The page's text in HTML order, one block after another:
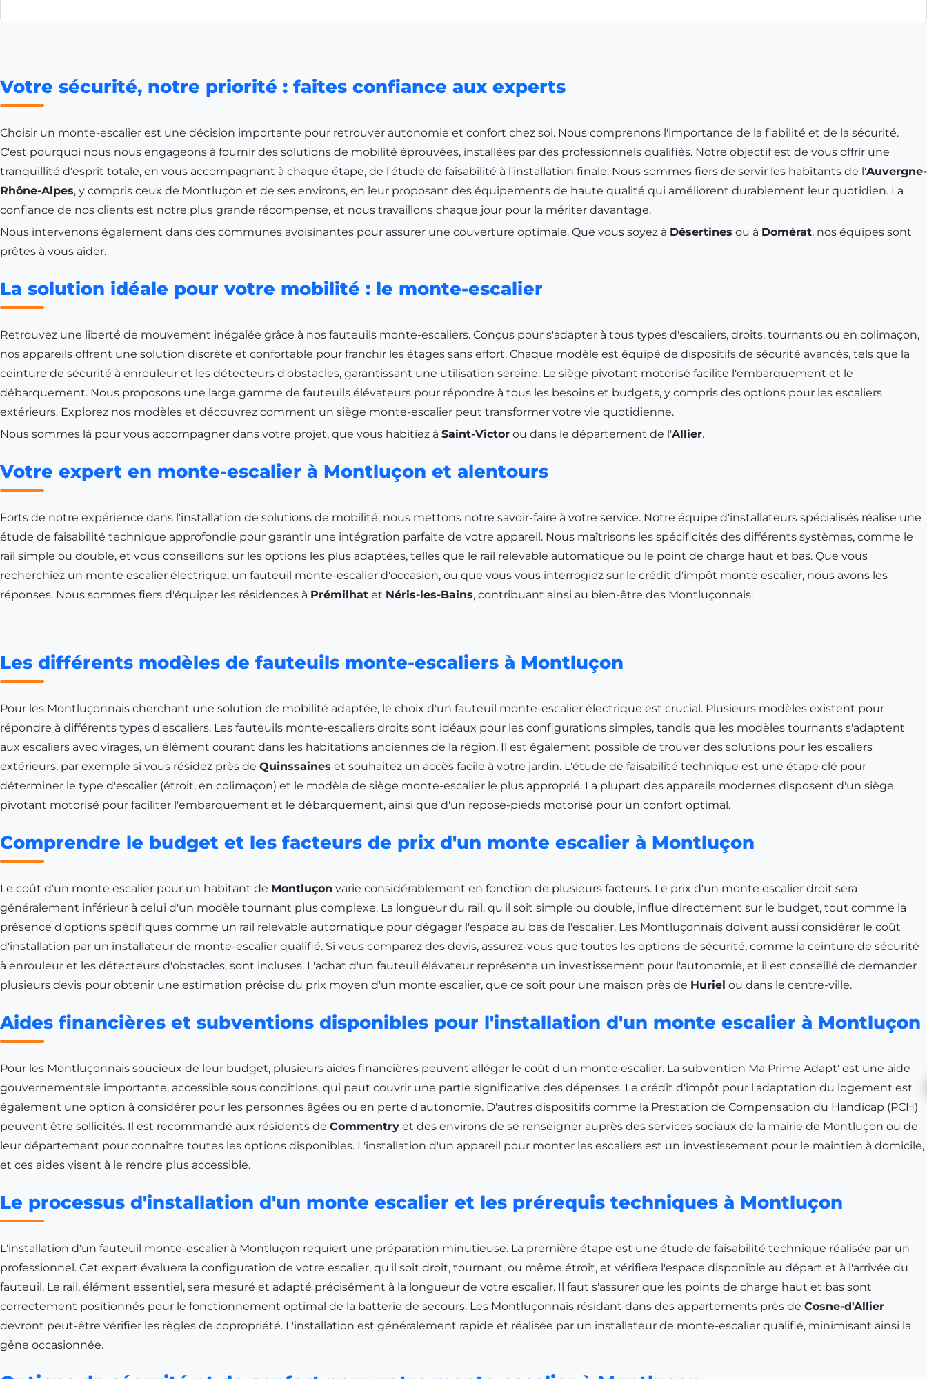
Votre sécurité, notre priorité : faites confiance aux experts
Choisir un monte-escalier est une décision importante pour retrouver autonomie et confort chez soi. Nous comprenons l'importance de la fiabilité et de la sécurité.
C'est pourquoi nous nous engageons à fournir des solutions de mobilité éprouvées, installées par des professionnels qualifiés. Notre objectif est de vous offrir une
tranquillité d'esprit totale, en vous accompagnant à chaque étape, de l'étude de faisabilité à l'installation finale. Nous sommes fiers de servir les habitants de l'Auvergne-
Rhône-Alpes, y compris ceux de Montluçon et de ses environs, en leur proposant des équipements de haute qualité qui améliorent durablement leur quotidien. La
confiance de nos clients est notre plus grande récompense, et nous travaillons chaque jour pour la mériter davantage.
Nous intervenons également dans des communes avoisinantes pour assurer une couverture optimale. Que vous soyez à Désertines ou à Domérat, nos équipes sont
prêtes à vous aider.
La solution idéale pour votre mobilité : le monte-escalier
Retrouvez une liberté de mouvement inégalée grâce à nos fauteuils monte-escaliers. Conçus pour s'adapter à tous types d'escaliers, droits, tournants ou en colimaçon,
nos appareils offrent une solution discrète et confortable pour franchir les étages sans effort. Chaque modèle est équipé de dispositifs de sécurité avancés, tels que la
ceinture de sécurité à enrouleur et les détecteurs d'obstacles, garantissant une utilisation sereine. Le siège pivotant motorisé facilite l'embarquement et le
débarquement. Nous proposons une large gamme de fauteuils élévateurs pour répondre à tous les besoins et budgets, y compris des options pour les escaliers
extérieurs. Explorez nos modèles et découvrez comment un siège monte-escalier peut transformer votre vie quotidienne.
Nous sommes là pour vous accompagner dans votre projet, que vous habitiez à Saint-Victor ou dans le département de l'Allier.
Votre expert en monte-escalier à Montluçon et alentours
Forts de notre expérience dans l'installation de solutions de mobilité, nous mettons notre savoir-faire à votre service. Notre équipe d'installateurs spécialisés réalise une
étude de faisabilité technique approfondie pour garantir une intégration parfaite de votre appareil. Nous maîtrisons les spécificités des différents systèmes, comme le
rail simple ou double, et vous conseillons sur les options les plus adaptées, telles que le rail relevable automatique ou le point de charge haut et bas. Que vous
recherchiez un monte escalier électrique, un fauteuil monte-escalier d'occasion, ou que vous vous interrogiez sur le crédit d'impôt monte escalier, nous avons les
réponses. Nous sommes fiers d'équiper les résidences à Prémilhat et Néris-les-Bains, contribuant ainsi au bien-être des Montluçonnais.
Les différents modèles de fauteuils monte-escaliers à Montluçon
Pour les Montluçonnais cherchant une solution de mobilité adaptée, le choix d'un fauteuil monte-escalier électrique est crucial. Plusieurs modèles existent pour
répondre à différents types d'escaliers. Les fauteuils monte-escaliers droits sont idéaux pour les configurations simples, tandis que les modèles tournants s'adaptent
aux escaliers avec virages, un élément courant dans les habitations anciennes de la région. Il est également possible de trouver des solutions pour les escaliers
extérieurs, par exemple si vous résidez près de Quinssaines et souhaitez un accès facile à votre jardin. L'étude de faisabilité technique est une étape clé pour
déterminer le type d'escalier (étroit, en colimaçon) et le modèle de siège monte-escalier le plus approprié. La plupart des appareils modernes disposent d'un siège
pivotant motorisé pour faciliter l'embarquement et le débarquement, ainsi que d'un repose-pieds motorisé pour un confort optimal.
Comprendre le budget et les facteurs de prix d'un monte escalier à Montluçon
Le coût d'un monte escalier pour un habitant de Montluçon varie considérablement en fonction de plusieurs facteurs. Le prix d'un monte escalier droit sera
généralement inférieur à celui d'un modèle tournant plus complexe. La longueur du rail, qu'il soit simple ou double, influe directement sur le budget, tout comme la
présence d'options spécifiques comme un rail relevable automatique pour dégager l'espace au bas de l'escalier. Les Montluçonnais doivent aussi considérer le coût
d'installation par un installateur de monte-escalier qualifié. Si vous comparez des devis, assurez-vous que toutes les options de sécurité, comme la ceinture de sécurité
à enrouleur et les détecteurs d'obstacles, sont incluses. L'achat d'un fauteuil élévateur représente un investissement pour l'autonomie, et il est conseillé de demander
plusieurs devis pour obtenir une estimation précise du prix moyen d'un monte escalier, que ce soit pour une maison près de Huriel ou dans le centre-ville.
Aides financières et subventions disponibles pour l'installation d'un monte escalier à Montluçon
Pour les Montluçonnais soucieux de leur budget, plusieurs aides financières peuvent alléger le coût d'un monte escalier. La subvention Ma Prime Adapt' est une aide
gouvernementale importante, accessible sous conditions, qui peut couvrir une partie significative des dépenses. Le crédit d'impôt pour l'adaptation du logement est
également une option à considérer pour les personnes âgées ou en perte d'autonomie. D'autres dispositifs comme la Prestation de Compensation du Handicap (PCH)
peuvent être sollicités. Il est recommandé aux résidents de Commentry et des environs de se renseigner auprès des services sociaux de la mairie de Montluçon ou de
leur département pour connaître toutes les options disponibles. L'installation d'un appareil pour monter les escaliers est un investissement pour le maintien à domicile,
et ces aides visent à le rendre plus accessible.
Le processus d'installation d'un monte escalier et les prérequis techniques à Montluçon
L'installation d'un fauteuil monte-escalier à Montluçon requiert une préparation minutieuse. La première étape est une étude de faisabilité technique réalisée par un
professionnel. Cet expert évaluera la configuration de votre escalier, qu'il soit droit, tournant, ou même étroit, et vérifiera l'espace disponible au départ et à l'arrivée du
fauteuil. Le rail, élément essentiel, sera mesuré et adapté précisément à la longueur de votre escalier. Il faut s'assurer que les points de charge haut et bas sont
correctement positionnés pour le fonctionnement optimal de la batterie de secours. Les Montluçonnais résidant dans des appartements près de Cosne-d'Allier
devront peut-être vérifier les règles de copropriété. L'installation est généralement rapide et réalisée par un installateur de monte-escalier qualifié, minimisant ainsi la
gêne occasionnée.